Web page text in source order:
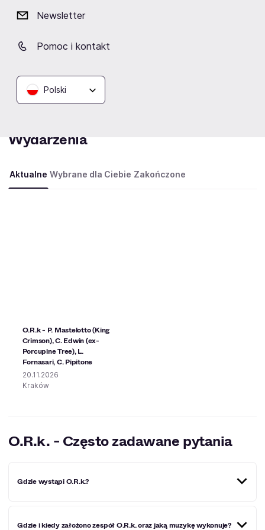
Newsletter
Pomoc i kontakt
Polski
Warszawie, Hamburgu czy też Berlinie.
Kategorie:
Wydarzenia
Aktualne Wybrane dla Ciebie Zakończone
O.R.k - P. Mastelotto (King
Crimson), C. Edwin (ex-
Porcupine Tree), L.
Fornasari, C. Pipitone
20.11.2026
Kraków
O.R.k. - Często zadawane pytania
Gdzie wystąpi O.R.k.?
Miejscowości, w których O.R.k. wystąpi w
Gdzie i kiedy założono zespół O.R.k. oraz jaką muzykę wykonuje?